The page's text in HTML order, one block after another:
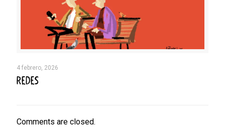
4 febrero, 2026
REDES
Comments are closed.